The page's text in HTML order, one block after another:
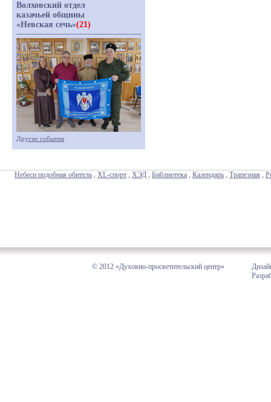
Волховский отдел
казачьей общины
«Невская сечь»(21)
Другие события
Небеси подобная обитель , XL-спорт , ХЭД , Библиотека , Календарь , Трапезная ,
© 2012 «Духовно-просветительский центр»